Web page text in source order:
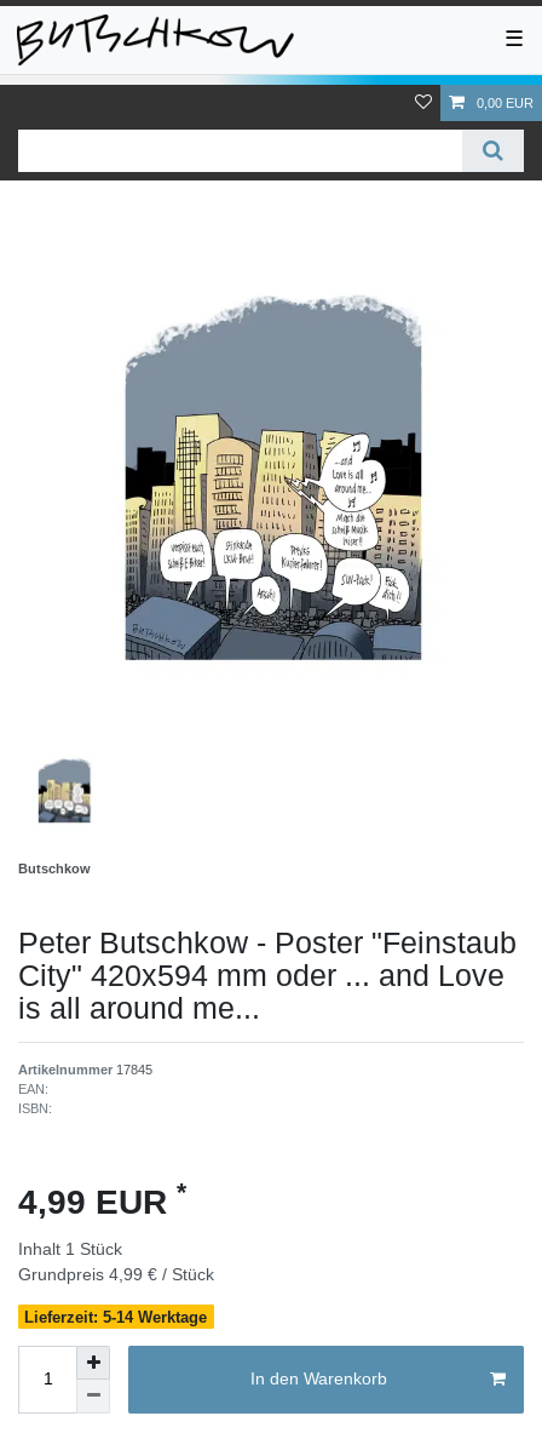
☰
0,00 EUR
Butschkow
Peter Butschkow - Poster "Feinstaub
City" 420x594 mm oder ... and Love
is all around me...
Artikelnummer 17845
EAN:
ISBN:
4,99 EUR *
Inhalt 1 Stück
Grundpreis 4,99 € / Stück
Lieferzeit: 5-14 Werktage
In den Warenkorb